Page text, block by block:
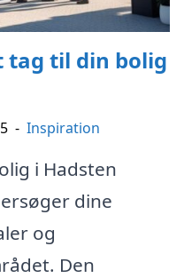
tag til din bolig
- Inspiration
i Hadsten
dine
og
Den